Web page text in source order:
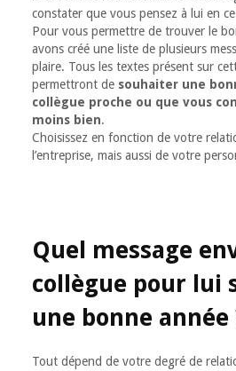
constater que vous pensez à lui en
Pour vous permettre de trouver le
avons créé une liste de plusieurs
plaire. Tous les textes présent sur
permettront de souhaiter une
collègue proche ou que vous
moins bien.
Choisissez en fonction de votre
l’entreprise, mais aussi de votre
Quel message
collègue pour lui
une bonne année
Tout dépend de votre degré de